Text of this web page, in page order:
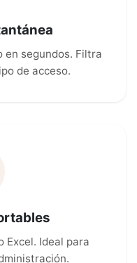
en segundos. Filtra
de acceso.
Excel. Ideal para